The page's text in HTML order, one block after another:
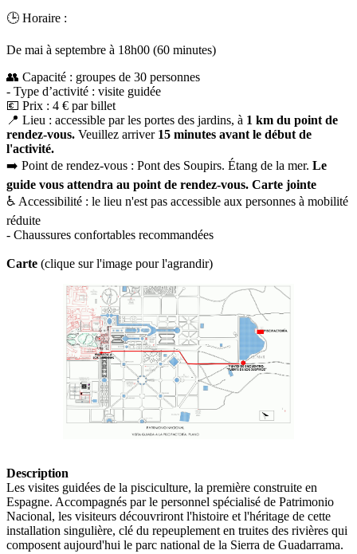
🕒 Horaire :
De mai à septembre à 18h00 (60 minutes)
👥 Capacité : groupes de 30 personnes
- Type d’activité : visite guidée
💶 Prix : 4 € par billet
📍 Lieu : accessible par les portes des jardins, à 1 km du point de
rendez-vous. Veuillez arriver 15 minutes avant le début de
l'activité.
➡️ Point de rendez-vous : Pont des Soupirs. Étang de la mer. Le
guide vous attendra au point de rendez-vous. Carte jointe
♿️ Accessibilité : le lieu n'est pas accessible aux personnes à mobilité
réduite
- Chaussures confortables recommandées
Carte (clique sur l'image pour l'agrandir)
Description
Les visites guidées de la pisciculture, la première construite en
Espagne. Accompagnés par le personnel spécialisé de Patrimonio
Nacional, les visiteurs découvriront l'histoire et l'héritage de cette
installation singulière, clé du repeuplement en truites des rivières qui
composent aujourd'hui le parc national de la Sierra de Guadarrama.